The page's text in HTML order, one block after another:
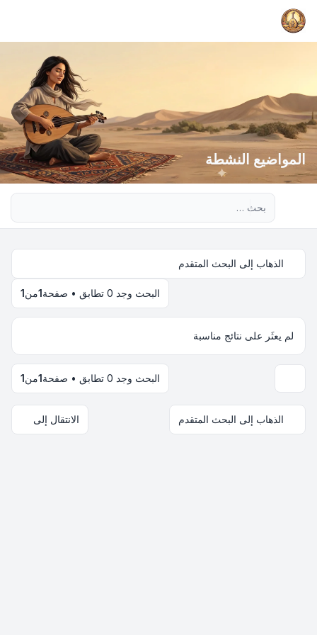
المواضيع النشطة
الذهاب إلى البحث المتقدم
البحث وجد 0 تطابق • صفحة 1من1
لم يعثَر على نتائج مناسبة
البحث وجد 0 تطابق • صفحة 1من1
الذهاب إلى البحث المتقدم الانتقال إلى